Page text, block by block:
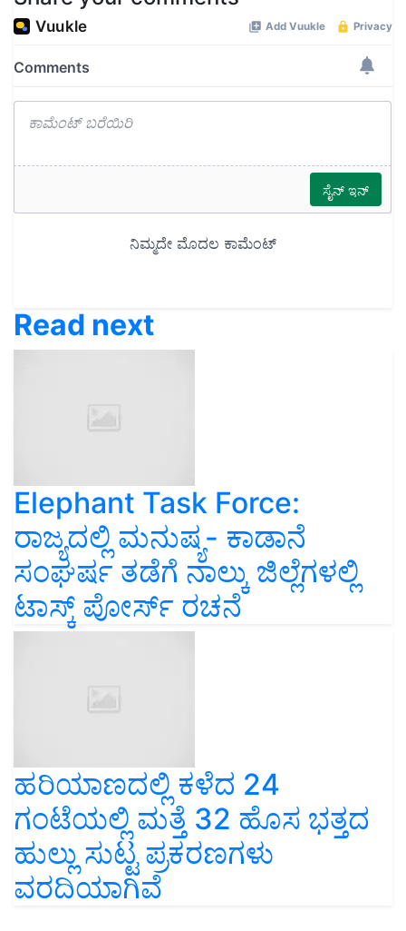
Read next
Elephant Task Force:
ರಾಜ್ಯದಲ್ಲಿ ಮನುಷ್ಯ- ಕಾಡಾನೆ
ಸಂಘರ್ಷ ತಡೆಗೆ ನಾಲ್ಕು ಜಿಲ್ಲೆಗಳಲ್ಲಿ
ಟಾಸ್ಕ್‌ ಪೋರ್ಸ್‌ ರಚನೆ
ಹರಿಯಾಣದಲ್ಲಿ ಕಳೆದ 24
ಗಂಟೆಯಲ್ಲಿ ಮತ್ತೆ 32 ಹೊಸ ಭತ್ತದ
ಹುಲ್ಲು ಸುಟ್ಟ ಪ್ರಕರಣಗಳು
ವರದಿಯಾಗಿವೆ